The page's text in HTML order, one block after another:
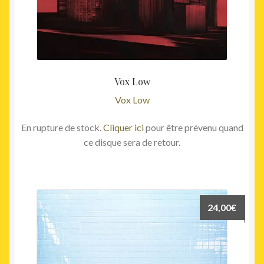
Vox Low
Vox Low
En rupture de stock.Cliquer icipour être prévenu quand
ce disque sera de retour.
24,00€